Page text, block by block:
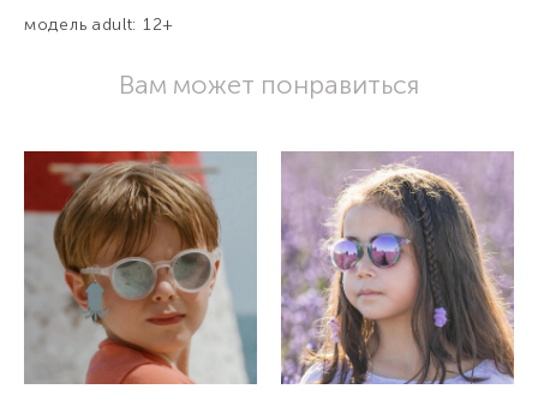
модель adult: 12+
Вам может понравиться